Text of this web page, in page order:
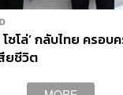
ซโล่’ กลับไทย ครอบ
ยชีวิต